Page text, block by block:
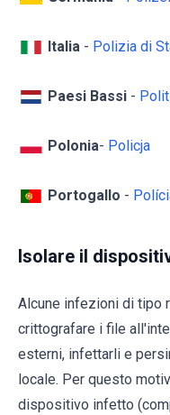
Italia - Polizia di
Paesi Bassi -
Polonia- Policja
Portogallo -
Isolare il
Alcune infezioni di tipo
crittografare i file
esterni, infettarli e
locale. Per questo
dispositivo infetto